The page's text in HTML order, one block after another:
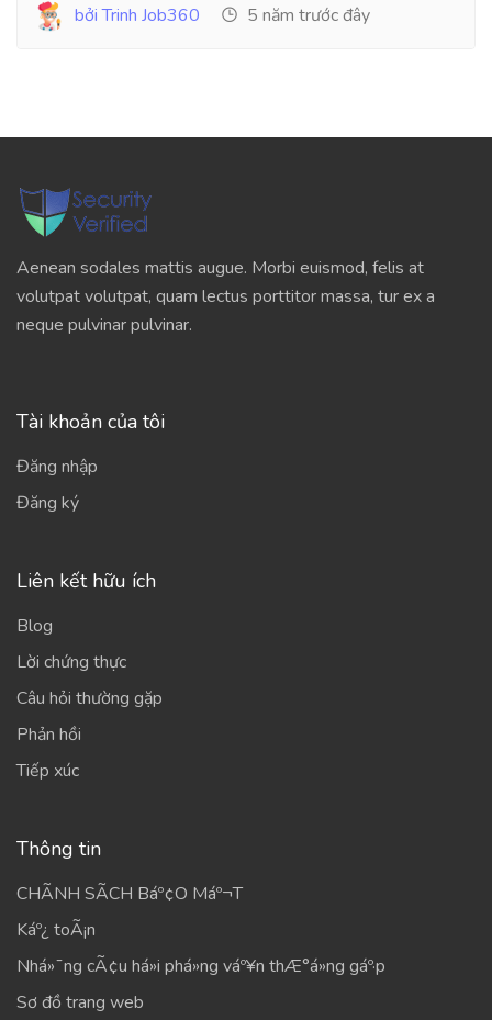
bởi Trinh Job360 5 năm trước đây
Aenean sodales mattis augue. Morbi euismod, felis at
volutpat volutpat, quam lectus porttitor massa, tur ex a
neque pulvinar pulvinar.
Tài khoản của tôi
Đăng nhập
Đăng ký
Liên kết hữu ích
Blog
Lời chứng thực
Câu hỏi thường gặp
Phản hồi
Tiếp xúc
Thông tin
CHÃNH SÃCH Báº¢O Máº¬T
Káº¿ toÃ¡n
Nhá»¯ng cÃ¢u há»i phá»ng váº¥n thÆ°á»ng gáº·p
Sơ đồ trang web